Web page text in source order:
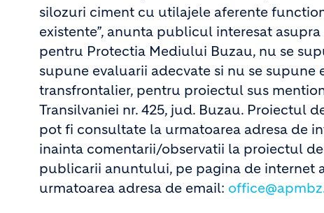
silozuri ciment cu utilajele aferente
existente”, anunta publicul interesat
pentru Protectia Mediului Buzau, nu se
supune evaluarii adecvate si nu se
transfrontalier, pentru proiectul sus
Transilvaniei nr. 425, jud. Buzau. Proiectul
pot fi consultate la urmatoarea adresa de
inainta comentarii/observatii la proiectul
publicarii anuntului, pe pagina de
urmatoarea adresa de email: